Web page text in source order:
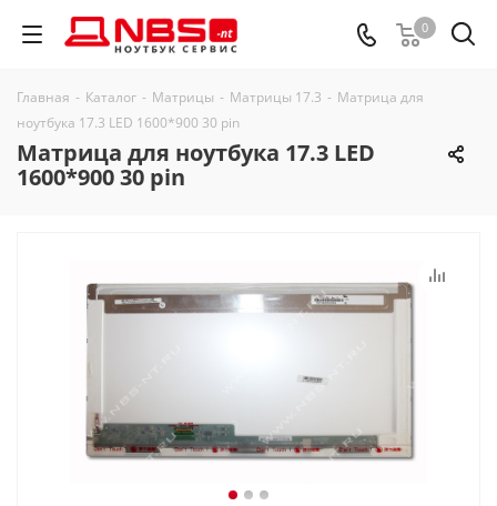
0
Главная - Каталог - Матрицы - Матрицы 17.3 - Матрица для
ноутбука 17.3 LED 1600*900 30 pin
Матрица для ноутбука 17.3 LED
1600*900 30 pin